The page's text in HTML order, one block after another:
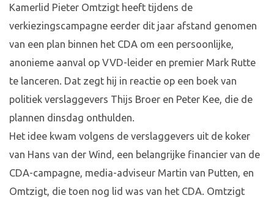
Kamerlid Pieter Omtzigt heeft tijdens de
verkiezingscampagne eerder dit jaar afstand genomen
van een plan binnen het CDA om een persoonlijke,
anonieme aanval op VVD-leider en premier Mark Rutte
te lanceren. Dat zegt hij in reactie op een boek van
politiek verslaggevers Thijs Broer en Peter Kee, die de
plannen dinsdag onthulden.
Het idee kwam volgens de verslaggevers uit de koker
van Hans van der Wind, een belangrijke financier van de
CDA-campagne, media-adviseur Martin van Putten, en
Omtzigt, die toen nog lid was van het CDA. Omtzigt